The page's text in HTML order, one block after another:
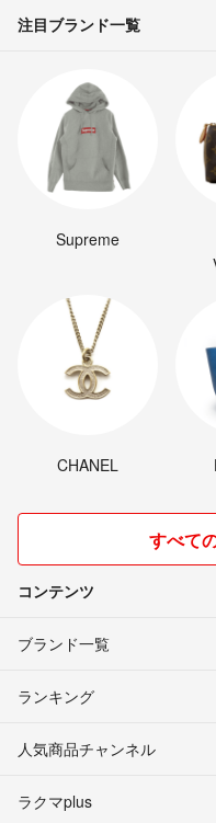
注目ブランド一覧
Supreme
CHANEL
すべて
コンテンツ
ブランド一覧
ランキング
人気商品チャンネル
ラクマplus